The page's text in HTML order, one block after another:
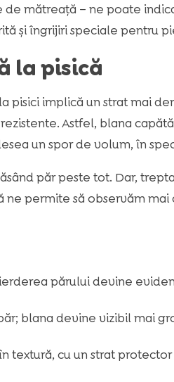
mătreață – ne poate
și îngrijiri speciale pentru
la pisică
implică un strat mai
Astfel, blana capătă
un spor de volum, în
păr peste tot. Dar,
permite să observăm
părului devine
blana devine vizibil mai
textură, cu un strat